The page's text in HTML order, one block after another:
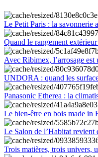
Le Petit Paris : la savonnerie
Quand le rangement
Avec Ribimex, l’arrosage est
UNDORA : quand les
Panasonic Etherea : la
Le bien-être en bois made in
Le Salon de l’Habitat revient
Trois matières, trois univers,